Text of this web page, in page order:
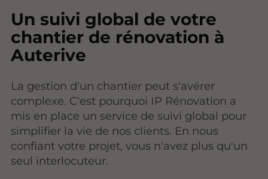
Un suivi global de votre
chantier de rénovation à
Auterive
La gestion d'un chantier peut s'avérer
complexe. C'est pourquoi IP Rénovation a
mis en place un service de suivi global pour
simplifier la vie de nos clients. En nous
confiant votre projet, vous n'avez plus qu'un
seul interlocuteur.